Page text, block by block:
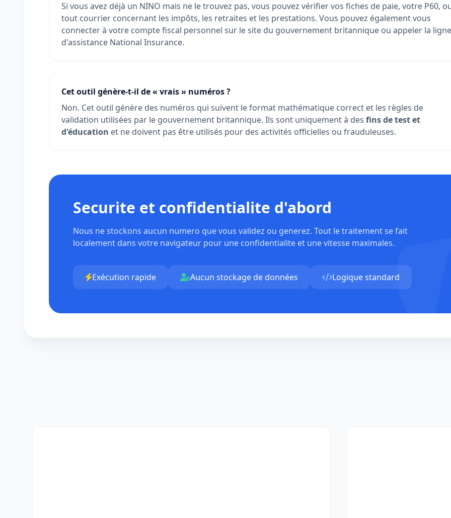
Si vous avez déjà un NINO mais ne le trouvez pas, vous pouvez vérifier vos fiches de paie, votre P60,
tout courrier concernant les impôts, les retraites et les prestations. Vous pouvez également vous
connecter à votre compte fiscal personnel sur le site du gouvernement britannique ou appeler la ligne
d'assistance National Insurance.
Cet outil génère-t-il de « vrais » numéros ?
Non. Cet outil génère des numéros qui suivent le format mathématique correct et les règles de
validation utilisées par le gouvernement britannique. Ils sont uniquement à des fins de test et
d'éducation et ne doivent pas être utilisés pour des activités officielles ou frauduleuses.
Securite et confidentialite d'abord
Nous ne stockons aucun numero que vous validez ou generez. Tout le traitement se fait
localement dans votre navigateur pour une confidentialite et une vitesse maximales.
Exécution rapide Aucun stockage de données Logique standard